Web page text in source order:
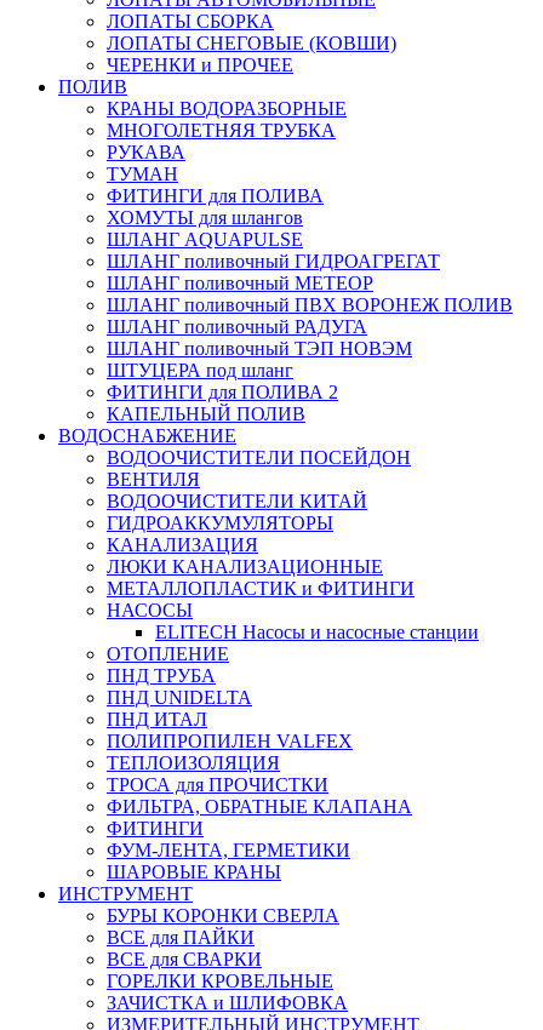
ЛОПАТЫ СБОРКА
ЛОПАТЫ СНЕГОВЫЕ (КОВШИ)
ЧЕРЕНКИ и ПРОЧЕЕ
ПОЛИВ
КРАНЫ ВОДОРАЗБОРНЫЕ
МНОГОЛЕТНЯЯ ТРУБКА
РУКАВА
ТУМАН
ФИТИНГИ для ПОЛИВА
ХОМУТЫ для шлангов
ШЛАНГ AQUAPULSE
ШЛАНГ поливочный ГИДРОАГРЕГАТ
ШЛАНГ поливочный МЕТЕОР
ШЛАНГ поливочный ПВХ ВОРОНЕЖ ПОЛИВ
ШЛАНГ поливочный РАДУГА
ШЛАНГ поливочный ТЭП НОВЭМ
ШТУЦЕРА под шланг
ФИТИНГИ для ПОЛИВА 2
КАПЕЛЬНЫЙ ПОЛИВ
ВОДОСНАБЖЕНИЕ
ВОДООЧИСТИТЕЛИ ПОСЕЙДОН
ВЕНТИЛЯ
ВОДООЧИСТИТЕЛИ КИТАЙ
ГИДРОАККУМУЛЯТОРЫ
КАНАЛИЗАЦИЯ
ЛЮКИ КАНАЛИЗАЦИОННЫЕ
МЕТАЛЛОПЛАСТИК и ФИТИНГИ
НАСОСЫ
ELITECH Насосы и насосные станции
ОТОПЛЕНИЕ
ПНД ТРУБА
ПНД UNIDELTA
ПНД ИТАЛ
ПОЛИПРОПИЛЕН VALFEX
ТЕПЛОИЗОЛЯЦИЯ
ТРОСА для ПРОЧИСТКИ
ФИЛЬТРА, ОБРАТНЫЕ КЛАПАНА
ФИТИНГИ
ФУМ-ЛЕНТА, ГЕРМЕТИКИ
ШАРОВЫЕ КРАНЫ
ИНСТРУМЕНТ
БУРЫ КОРОНКИ СВЕРЛА
ВСЕ для ПАЙКИ
ВСЕ для СВАРКИ
ГОРЕЛКИ КРОВЕЛЬНЫЕ
ЗАЧИСТКА и ШЛИФОВКА
ИЗМЕРИТЕЛЬНЫЙ ИНСТРУМЕНТ